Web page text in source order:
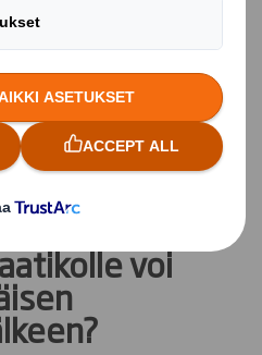
luonnostaan
raaka-aine eli kartonki
kartonkia voi
pakkaus
DS Smithin käsissä jopa
voi